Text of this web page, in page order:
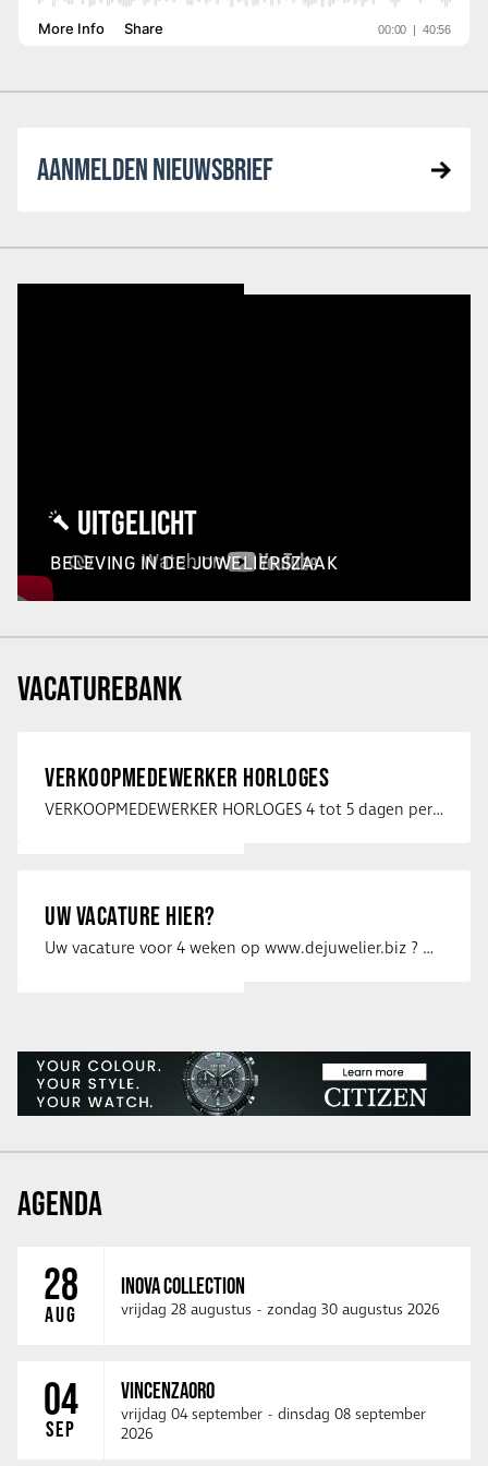
AANMELDEN NIEUWSBRIEF
UITGELICHT
BELEVING IN DE JUWELIERSZAAK
VACATUREBANK
VERKOOPMEDEWERKER HORLOGES
VERKOOPMEDEWERKER HORLOGES 4 tot 5 dagen per week Heb jij een passie voor …
UW VACATURE HIER?
Uw vacature voor 4 weken op www.dejuwelier.biz ? Neem dan contact op met …
AGENDA
28
AUG
INOVA COLLECTION
vrijdag 28 augustus - zondag 30 augustus 2026
04
SEP
VINCENZAORO
vrijdag 04 september - dinsdag 08 september
2026